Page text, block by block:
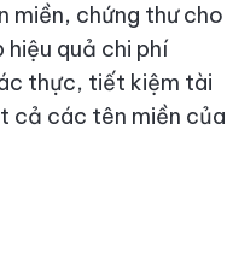
miền, chứng thư cho
hiệu quả chi phí
thực, tiết kiệm tài
cả các tên miền của